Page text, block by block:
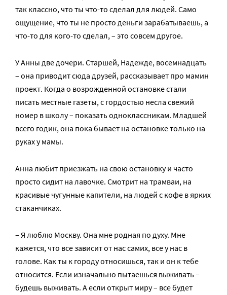
так классно, что ты что-то сделал для людей. Само
ощущение, что ты не просто деньги зарабатываешь, а
что-то для кого-то сделал, – это совсем другое.
У Анны две дочери. Старшей, Надежде, восемнадцать
– она приводит сюда друзей, рассказывает про мамин
проект. Когда о возрожденной остановке стали
писать местные газеты, с гордостью несла свежий
номер в школу – показать одноклассникам. Младшей
всего годик, она пока бывает на остановке только на
руках у мамы.
Анна любит приезжать на свою остановку и часто
просто сидит на лавочке. Смотрит на трамваи, на
красивые чугунные капители, на людей с кофе в ярких
стаканчиках.
– Я люблю Москву. Она мне родная по духу. Мне
кажется, что все зависит от нас самих, все у нас в
голове. Как ты к городу относишься, так и он к тебе
относится. Если изначально пытаешься выживать –
будешь выживать. А если открыт миру – все будет